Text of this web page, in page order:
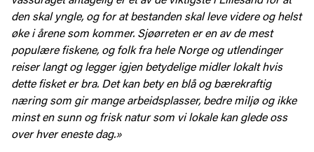
den skal yngle, og for at bestanden skal leve videre og helst
øke i årene som kommer. Sjøørreten er en av de mest
populære fiskene, og folk fra hele Norge og utlendinger
reiser langt og legger igjen betydelige midler lokalt hvis
dette fisket er bra. Det kan bety en blå og bærekraftig
næring som gir mange arbeidsplasser, bedre miljø og ikke
minst en sunn og frisk natur som vi lokale kan glede oss
over hver eneste dag.»